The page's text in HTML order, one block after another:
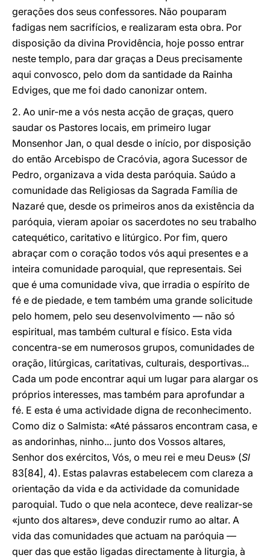
gerações dos seus confessores. Não pouparam
fadigas nem sacrifícios, e realizaram esta obra. Por
disposição da divina Providência, hoje posso entrar
neste templo, para dar graças a Deus precisamente
aqui convosco, pelo dom da santidade da Rainha
Edviges, que me foi dado canonizar ontem.
2. Ao unir-me a vós nesta acção de graças, quero
saudar os Pastores locais, em primeiro lugar
Monsenhor Jan, o qual desde o início, por disposição
do então Arcebispo de Cracóvia, agora Sucessor de
Pedro, organizava a vida desta paróquia. Saúdo a
comunidade das Religiosas da Sagrada Família de
Nazaré que, desde os primeiros anos da existência da
paróquia, vieram apoiar os sacerdotes no seu trabalho
catequético, caritativo e litúrgico. Por fim, quero
abraçar com o coração todos vós aqui presentes e a
inteira comunidade paroquial, que representais. Sei
que é uma comunidade viva, que irradia o espírito de
fé e de piedade, e tem também uma grande solicitude
pelo homem, pelo seu desenvolvimento — não só
espiritual, mas também cultural e físico. Esta vida
concentra-se em numerosos grupos, comunidades de
oração, litúrgicas, caritativas, culturais, desportivas...
Cada um pode encontrar aqui um lugar para alargar os
próprios interesses, mas também para aprofundar a
fé. E esta é uma actividade digna de reconhecimento.
Como diz o Salmista: «Até pássaros encontram casa, e
as andorinhas, ninho... junto dos Vossos altares,
Senhor dos exércitos, Vós, o meu rei e meu Deus» (Sl
83[84], 4). Estas palavras estabelecem com clareza a
orientação da vida e da actividade da comunidade
paroquial. Tudo o que nela acontece, deve realizar-se
«junto dos altares», deve conduzir rumo ao altar. A
vida das comunidades que actuam na paróquia —
quer das que estão ligadas directamente à liturgia, à